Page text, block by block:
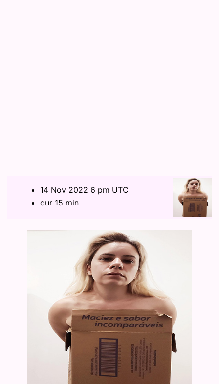
14 Nov 2022 6 pm UTC
dur 15 min